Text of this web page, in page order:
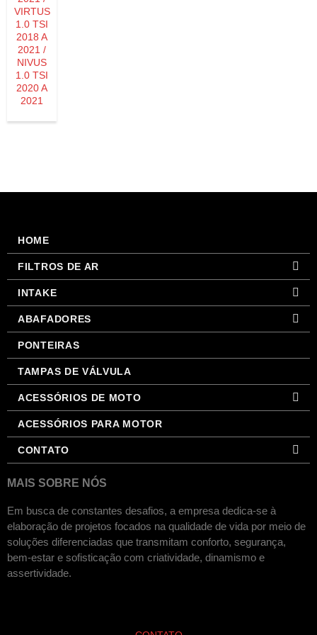
VIRTUS
1.0 TSI
2018 A
2021 /
NIVUS
1.0 TSI
2020 A
2021
HOME
FILTROS DE AR
INTAKE
ABAFADORES
PONTEIRAS
TAMPAS DE VÁLVULA
ACESSÓRIOS DE MOTO
ACESSÓRIOS PARA MOTOR
CONTATO
MAIS SOBRE NÓS
Em busca de constantes desafios, a empresa dedica-se à
elaboração de projetos focados na qualidade de vida por meio de
soluções diferenciadas que transmitam conforto, segurança,
bem-estar e sofisticação com criatividade, dinamismo e
assertividade.